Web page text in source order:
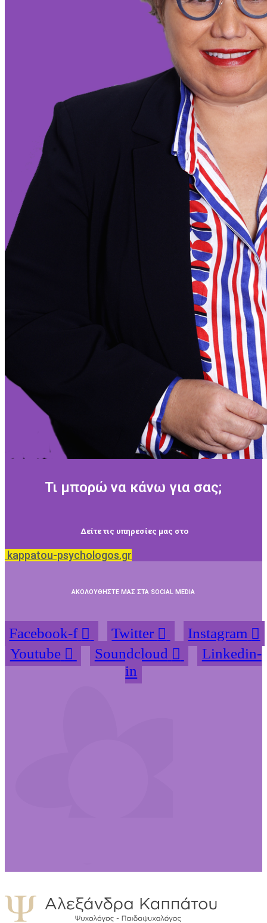
Τι μπορώ να κάνω για σας;
Δείτε τις υπηρεσίες μας στο
kappatou-psychologos.gr
ΑΚΟΛΟΥΘΗΣΤΕ ΜΑΣ ΣΤΑ SOCIAL MEDIA
Facebook-f Twitter
Instagram
Youtube
Soundcloud
Linkedin-
in